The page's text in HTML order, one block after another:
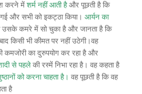
करने मेंशर्म नहीं आती हैऔर पूछती है कि
और सभी को इकट्ठा किया। आर्यन का
उसके कमरे में सो चुका है और जानता है कि
किसी भी कीमत पर नहीं उठेगी।वह
कमजोरी का दुरुपयोग कर रहा है और
से पहलेकी रस्में निभा रहा है। वह कहता है
को करना चाहता है। वह पूछती है कि वह
है